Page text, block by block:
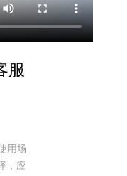
服
用场
，应